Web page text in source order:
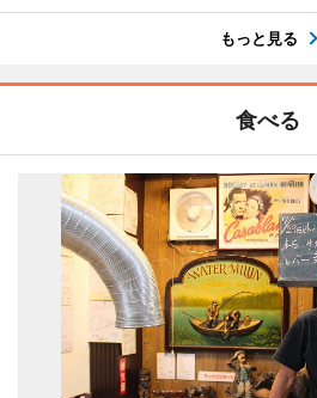
もっと見る
食べる